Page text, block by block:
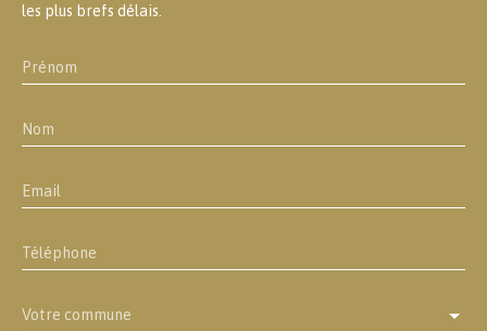
les plus brefs délais.
Prénom
Nom
Email
Téléphone
Votre commune